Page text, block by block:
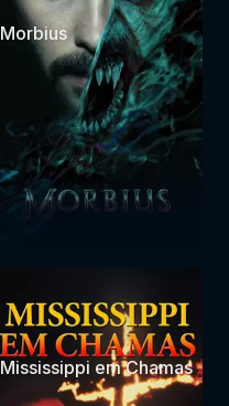
Morbius
Mississippi em Chamas